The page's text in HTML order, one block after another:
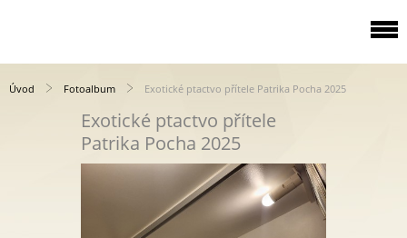
Úvod Fotoalbum Exotické ptactvo přítele Patrika Pocha 2025
Exotické ptactvo přítele
Patrika Pocha 2025